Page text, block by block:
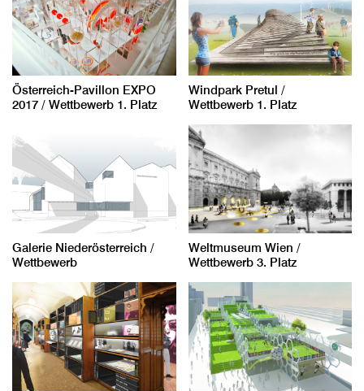
Österreich-Pavillon EXPO
2017 / Wettbewerb 1. Platz
Windpark Pretul /
Wettbewerb 1. Platz
Galerie Niederösterreich /
Wettbewerb
Weltmuseum Wien /
Wettbewerb 3. Platz